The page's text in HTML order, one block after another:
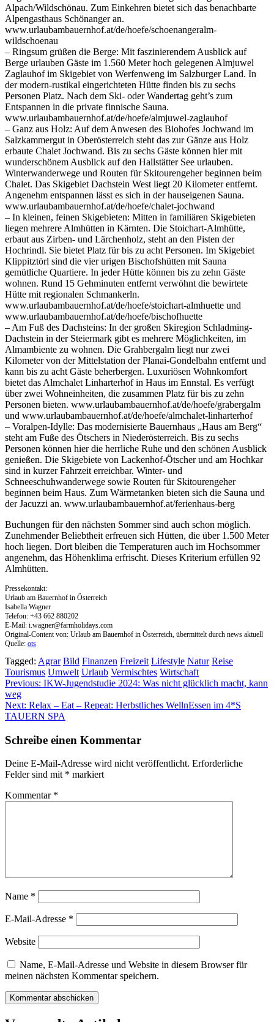
Alpach/Wildschönau. Zum Einkehren bietet sich das benachbarte
Alpengasthaus Schönanger an.
www.urlaubambauernhof.at/de/hoefe/schoenangeralm-
wildschoenau
– Ringsum grüßen die Berge: Mit faszinierendem Ausblick auf
Berge urlauben Gäste im 1.560 Meter hoch gelegenen Almjuwel
Zaglauhof im Skigebiet von Werfenweng im Salzburger Land. In
der modern-rustikal eingerichteten Hütte finden bis zu sechs
Personen Platz. Nach dem Ski- oder Wandertag geht’s zum
Entspannen in die private finnische Sauna.
www.urlaubambauernhof.at/de/hoefe/almjuwel-zaglauhof
– Ganz aus Holz: Auf dem Anwesen des Biohofes Jochwand im
Salzkammergut in Oberösterreich steht das zur Gänze aus Holz
erbaute Chalet Jochwand. Bis zu sechs Gäste können hier mit
wunderschönem Ausblick auf den Hallstätter See urlauben.
Winterwanderwege und Routen für Skitourengeher beginnen beim
Chalet. Das Skigebiet Dachstein West liegt 20 Kilometer entfernt.
Angenehm entspannen lässt es sich in der hauseigenen Sauna.
www.urlaubambauernhof.at/de/hoefe/chalet-jochwand
– In kleinen, feinen Skigebieten: Mitten in familiären Skigebieten
liegen mehrere Almhütten in Kärnten. Die Stoichart-Almhütte,
erbaut aus Zirben- und Lärchenholz, steht an den Pisten der
Hochrindl. Sie bietet Platz für bis zu acht Personen. Im Skigebiet
Klippitztörl sind die vier urigen Bischofshütten mit Sauna
gemütliche Quartiere. In jeder Hütte können bis zu zehn Gäste
wohnen. Rund 15 Gehminuten entfernt verwöhnt die bewirtete
Hütte mit regionalen Schmankerln.
www.urlaubambauernhof.at/de/hoefe/stoichart-almhuette und
www.urlaubambauernhof.at/de/hoefe/bischofhuette
– Am Fuß des Dachsteins: In der großen Skiregion Schladming-
Dachstein in der Steiermark gibt es mehrere Möglichkeiten, im
Almambiente zu wohnen. Die Grahbergalm liegt nur zwei
Kilometer von der Mittelstation der Planai-Gondelbahn entfernt und
kann bis zu acht Gäste beherbergen. Luxuriösen Wohnkomfort
bietet das Almchalet Linharterhof in Haus im Ennstal. Es verfügt
über zwei Wohneinheiten, die zusammen Platz für bis zu zehn
Personen bieten. www.urlaubambauernhof.at/de/hoefe/grabergalm
und www.urlaubambauernhof.at/de/hoefe/almchalet-linharterhof
– Voralpen-Idylle: Das modernisierte Bauernhaus „Haus am Berg“
steht am Fuße des Ötschers in Niederösterreich. Bis zu sechs
Personen können hier die herrliche Ruhe und den schönen Ausblick
genießen. Die Skigebiete von Lackenhof-Ötscher und am Hochkar
sind in kurzer Fahrzeit erreichbar. Winter- und
Schneeschuhwanderwege sowie Routen für Skitourengeher
beginnen beim Haus. Zum Wärmetanken bieten sich die Sauna und
der Jacuzzi an. www.urlaubambauernhof.at/ferienhaus-berg
Buchungen für den nächsten Sommer sind auch schon möglich.
Zunehmender Beliebtheit erfreuen sich Hütten, die über 1.500 Meter
hoch liegen. Dort bleiben die Temperaturen auch im Hochsommer
angenehm, das Höhenklima erfrischt. Dieses Kriterium erfüllen 92
Almhütten.
Pressekontakt:
Urlaub am Bauernhof in Österreich
Isabella Wagner
Telefon: +43 662 880202
E-Mail: i.wagner@farmholidays.com
Original-Content von: Urlaub am Bauernhof in Österreich, übermittelt durch news aktuell
Quelle: ots
Tagged: Agrar Bild Finanzen Freizeit Lifestyle Natur Reise
Tourismus Umwelt Urlaub Vermischtes Wirtschaft
Beitragsnavigation
Previous: IKW-Jugendstudie 2024: Was nicht glücklich macht, kann
weg
Next: Relax – Eat – Repeat: Herbstliches WellnEssen im 4*S
TAUERN SPA
Schreibe einen Kommentar
Deine E-Mail-Adresse wird nicht veröffentlicht. Erforderliche
Felder sind mit * markiert
Kommentar *
Name *
E-Mail-Adresse *
Website
Name, E-Mail-Adresse und Website in diesem Browser für
meinen nächsten Kommentar speichern.